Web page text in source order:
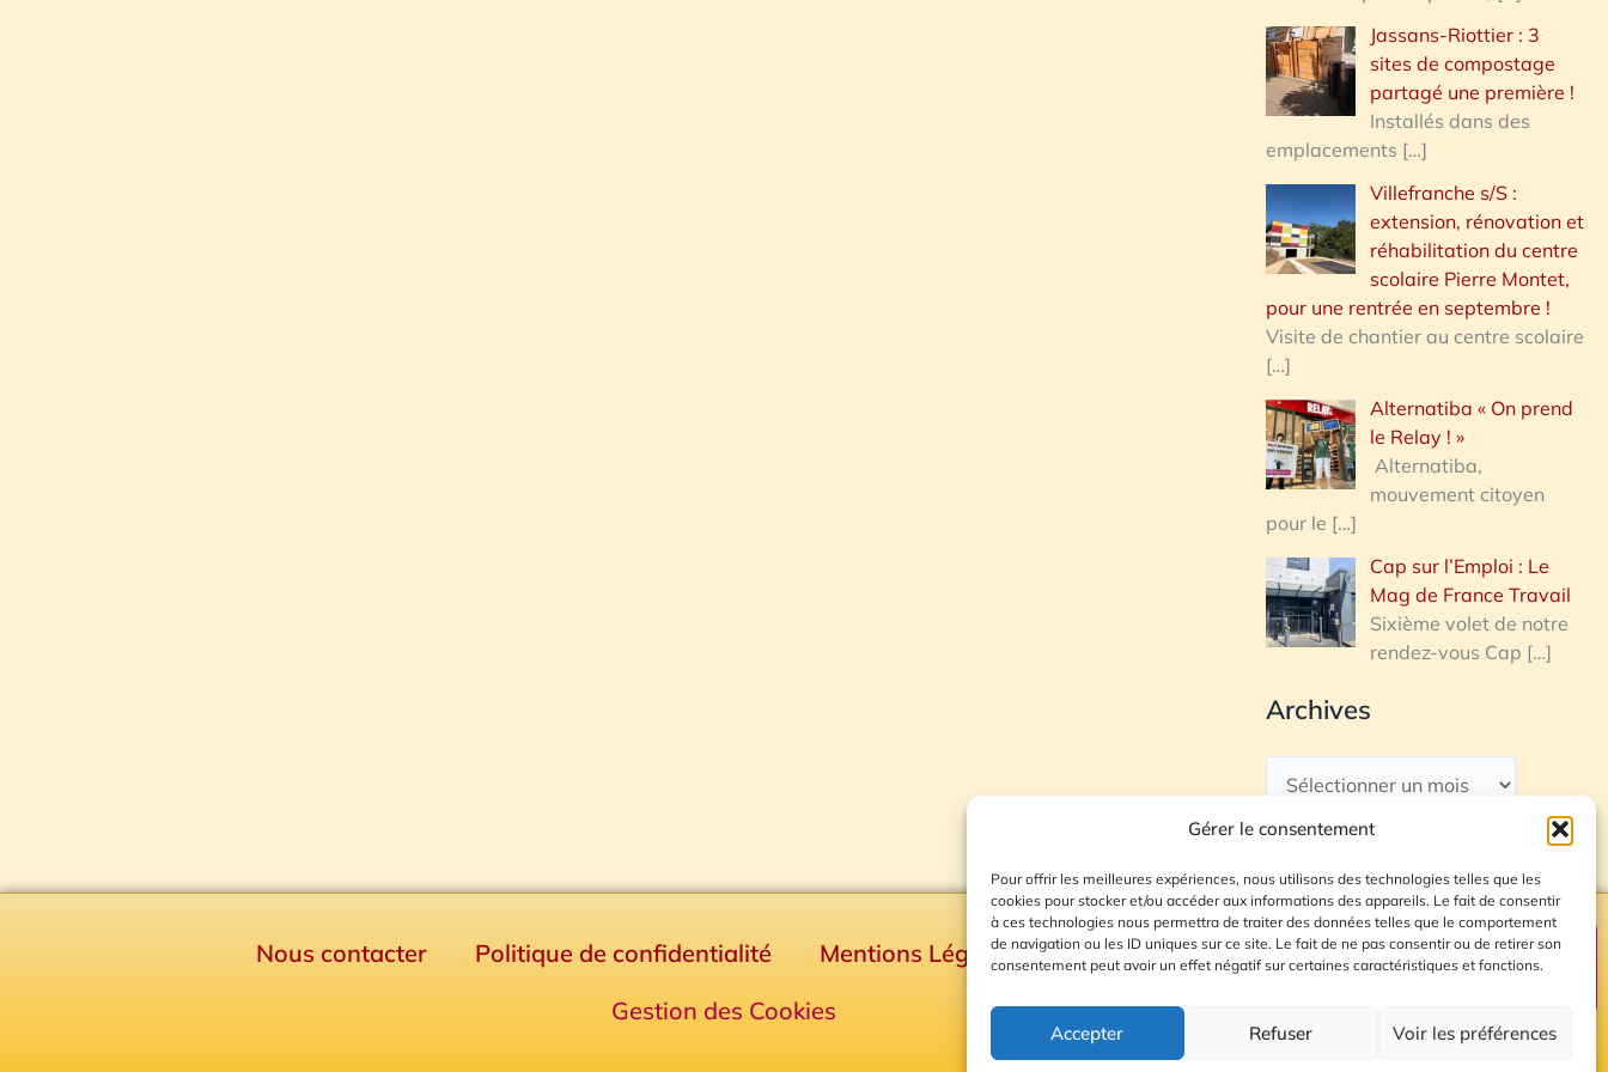
Gérer le consentement
Pour offrir les meilleures expériences, nous utilisons des technologies telles que les
cookies pour stocker et/ou accéder aux informations des appareils. Le fait de consentir
à ces technologies nous permettra de traiter des données telles que le comportement
de navigation ou les ID uniques sur ce site. Le fait de ne pas consentir ou de retirer son
consentement peut avoir un effet négatif sur certaines caractéristiques et fonctions.
Accepter Refuser Voir les préférences
Jassans-Riottier : 3
sites de compostage
partagé une première !
Installés dans des
emplacements […]
Villefranche s/S :
extension, rénovation et
réhabilitation du centre
scolaire Pierre Montet,
pour une rentrée en septembre !
Visite de chantier au centre scolaire
[…]
Alternatiba « On prend
le Relay ! »
Alternatiba,
mouvement citoyen
pour le […]
Cap sur l’Emploi : Le
Mag de France Travail
Sixième volet de notre
rendez-vous Cap […]
Archives
Nous contacter Politique de confidentialité Mentions Légales
Plan du site
Gestion des Cookies